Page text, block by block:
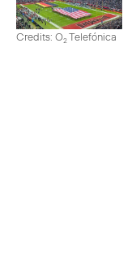
Credits: O2Telefónica